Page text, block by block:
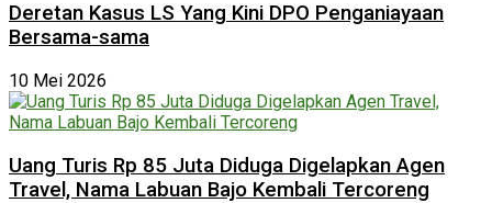
Deretan Kasus LS Yang Kini DPO Penganiayaan
Bersama-sama
10 Mei 2026
Uang Turis Rp 85 Juta Diduga Digelapkan Agen
Travel, Nama Labuan Bajo Kembali Tercoreng